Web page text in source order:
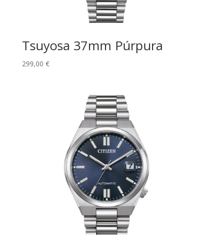
Tsuyosa 37mm Púrpura
299,00 €